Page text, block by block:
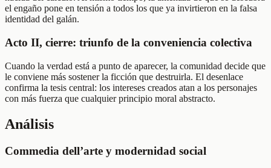
el engaño pone en tensión a todos los que ya invirtieron en la falsa
identidad del galán.
Acto II, cierre: triunfo de la conveniencia colectiva
Cuando la verdad está a punto de aparecer, la comunidad decide que
le conviene más sostener la ficción que destruirla. El desenlace
confirma la tesis central: los intereses creados atan a los personajes
con más fuerza que cualquier principio moral abstracto.
Análisis
Commedia dell’arte y modernidad social